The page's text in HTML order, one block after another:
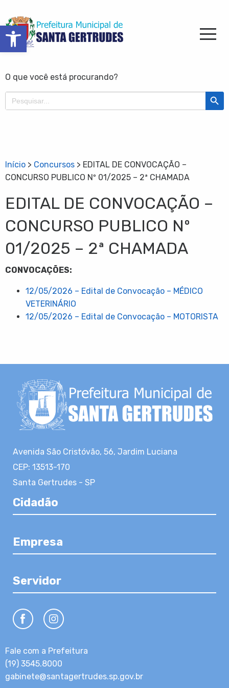
Barra de Ferramentas Aberta
O que você está procurando?
Search
for:
Search
Início > Concursos > EDITAL DE CONVOCAÇÃO –
CONCURSO PUBLICO Nº 01/2025 – 2ª CHAMADA
EDITAL DE CONVOCAÇÃO –
CONCURSO PUBLICO Nº
01/2025 – 2ª CHAMADA
CONVOCAÇÕES:
12/05/2026 – Edital de Convocação – MÉDICO
VETERINÁRIO
12/05/2026 – Edital de Convocação – MOTORISTA
Avenida São Cristóvão, 56, Jardim Luciana
CEP: 13513-170
Santa Gertrudes - SP
Cidadão
Empresa
Servidor
Fale com a Prefeitura
(19) 3545.8000
gabinete@santagertrudes.sp.gov.br